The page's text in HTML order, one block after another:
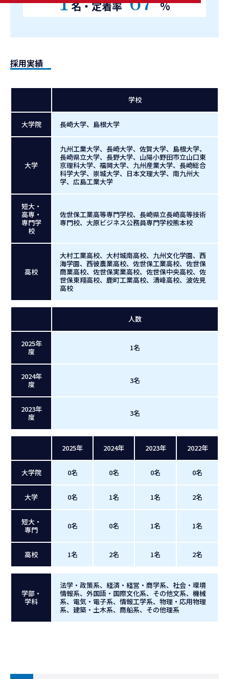
名・定着率 %
採用実績
学校
大学院 長崎大学、島根大学
大学
九州工業大学、長崎大学、佐賀大学、島根大学、
長崎県立大学、長野大学、山陽小野田市立山口東
京理科大学、福岡大学、九州産業大学、長崎総合
科学大学、崇城大学、日本文理大学、南九州大
学、広島工業大学
短大・
高専・
専門学
校
佐世保工業高等専門学校、長崎県立長崎高等技術
専門校、大原ビジネス公務員専門学校熊本校
高校
大村工業高校、大村城南高校、九州文化学園、西
海学園、西彼農業高校、佐世保工業高校、佐世保
商業高校、佐世保実業高校、佐世保中央高校、佐
世保東翔高校、鹿町工業高校、清峰高校、波佐見
高校
人数
2025年
度
1名
2024年
度
3名
2023年
度
3名
2025年 2024年 2023年 2022年
大学院 0名 0名 0名 0名
大学 0名 1名 1名 2名
短大・
専門
0名 0名 1名 1名
高校 1名 2名 1名 2名
学部・
学科
法学・政策系、経済・経営・商学系、社会・環境
情報系、外国語・国際文化系、その他文系、機械
系、電気・電子系、情報工学系、物理・応用物理
系、建築・土木系、商船系、その他理系